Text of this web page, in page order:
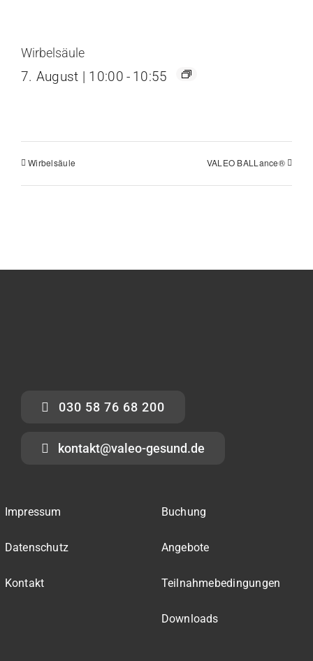
Wirbelsäule
7. August | 10:00 - 10:55
Wirbelsäule VALEO BALLance®
030 58 76 68 200
kontakt@valeo-gesund.de
Impressum
Datenschutz
Kontakt
Buchung
Angebote
Teilnahmebedingungen
Downloads